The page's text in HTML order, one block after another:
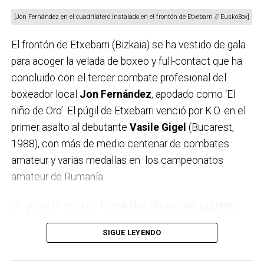
[Jon Fernández en el cuadrilátero instalado en el frontón de Etxebarri // EuskoBox]
El frontón de Etxebarri (Bizkaia) se ha vestido de gala
para acoger la velada de boxeo y full-contact que ha
concluido con el tercer combate profesional del
boxeador local Jon Fernández, apodado como ‘El
niño de Oro’. El púgil de Etxebarri venció por K.O. en el
primer asalto al debutante Vasile Gigel (Bucarest,
1988), con más de medio centenar de combates
amateur y varias medallas en los campeonatos
amateur de Rumanía.
de Gigel ha provocado el KO al borde del final del
primer asalto. El colegiado ha completado la cuenta y
SIGUE LEYENDO